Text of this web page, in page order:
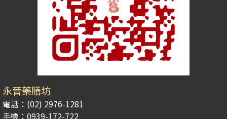
永晉藥膳坊
電話：(02) 2976-1281
手機：0939-172-722